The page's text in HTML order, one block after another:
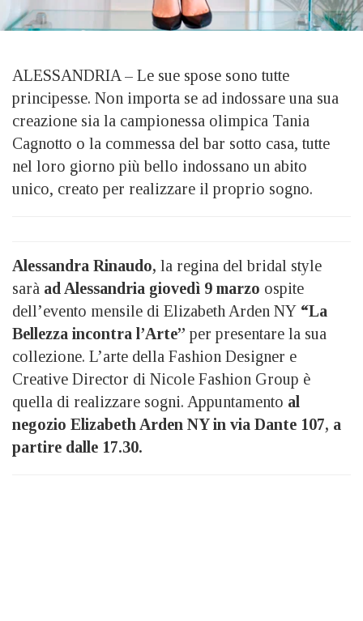
ALESSANDRIA – Le sue spose sono tutte
principesse. Non importa se ad indossare una sua
creazione sia la campionessa olimpica Tania
Cagnotto o la commessa del bar sotto casa, tutte
nel loro giorno più bello indossano un abito
unico, creato per realizzare il proprio sogno.
Alessandra Rinaudo, la regina del bridal style
sarà ad Alessandria giovedì 9 marzo ospite
dell’evento mensile di Elizabeth Arden NY “La
Bellezza incontra l’Arte” per presentare la sua
collezione. L’arte della Fashion Designer e
Creative Director di Nicole Fashion Group è
quella di realizzare sogni. Appuntamento al
negozio Elizabeth Arden NY in via Dante 107, a
partire dalle 17.30.